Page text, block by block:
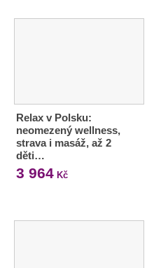
Relax v Polsku:
neomezený wellness,
strava i masáž, až 2
děti…
3 964Kč